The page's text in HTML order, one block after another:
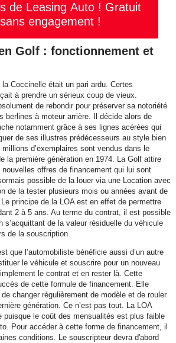
de Leasing Auto ! Gratuit
engagement !
Golf : fonctionnement et
Coccinelle était un pari ardu. Certes
à prendre un sérieux coup de vieux.
de rebondir pour préserver sa notoriété
berlines à moteur arrière. Il décide alors de
notamment grâce à ses lignes acérées qui
de ses illustres prédécesseurs au style bien
d’exemplaires sont vendus dans le
la première génération en 1974. La Golf attire
nouvelles offres de financement qui lui sont
possible de la louer via une Location avec
de la tester plusieurs mois ou années avant de
principe de la LOA est en effet de permettre
2 à 5 ans. Au terme du contrat, il est possible
s’acquittant de la valeur résiduelle du véhicule
de la souscription.
que l’automobiliste bénéficie aussi d’un autre
le véhicule et souscrire pour un nouveau
le contrat et en rester là. Cette
de cette formule de financement. Elle
changer régulièrement de modèle et de rouler
génération. Ce n’est pas tout. La LOA
puisque le coût des mensualités est plus faible
Pour accéder à cette forme de financement, il
conditions. Le souscripteur devra d'abord